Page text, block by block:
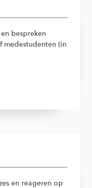
bespreken
medestudenten (in
en reageren op